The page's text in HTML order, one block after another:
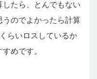
たら、とんでもない
うのでよかったら計算
らいロスしているか
めです。